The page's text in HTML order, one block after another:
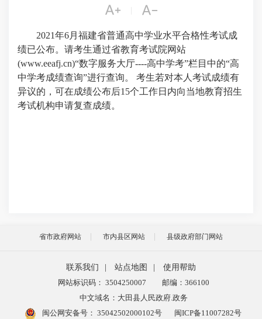
 
2021年6月 福建省普通高中学业水平合格性考试成
绩已公布。请考生通过省教育考试院网站
(www.eeafj.cn)“数字服务大厅----高中学考”栏目中的“高
中学考成绩查询”进行查询。
考生若对本人考试成绩有
异议的，可在成绩公布后15个工作日内向当地教育招生
考试机构申请复查成绩。
省市政府网站 市内县区网站 县级政府部门网站
联系我们 站点地图
使用帮助
网站标识码： 3504250007
邮编：366100
中文域名：大田县人民政府.政务
闽公网安备号： 35042502000102号 闽ICP备11007282号